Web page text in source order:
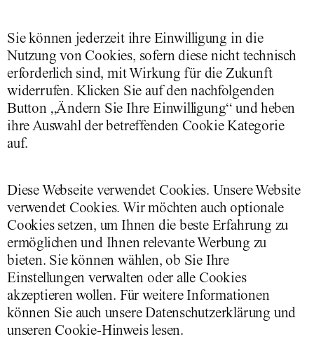
Sie können jederzeit ihre Einwilligung in die
Nutzung von Cookies, sofern diese nicht technisch
erforderlich sind, mit Wirkung für die Zukunft
widerrufen. Klicken Sie auf den nachfolgenden
Button „Ändern Sie Ihre Einwilligung“ und heben
ihre Auswahl der betreffenden Cookie Kategorie
auf.
Diese Webseite verwendet Cookies. Unsere Website
verwendet Cookies. Wir möchten auch optionale
Cookies setzen, um Ihnen die beste Erfahrung zu
ermöglichen und Ihnen relevante Werbung zu
bieten. Sie können wählen, ob Sie Ihre
Einstellungen verwalten oder alle Cookies
akzeptieren wollen. Für weitere Informationen
können Sie auch unsere Datenschutzerklärung und
unseren Cookie-Hinweis lesen.